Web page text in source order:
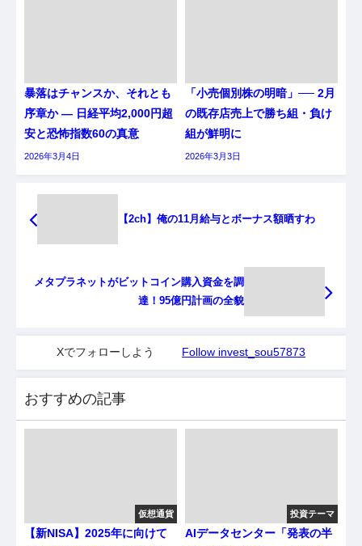
暴落はチャンスか、それとも
序章か ― 日経平均2,000円超
安と恐怖指数60の真意
2026年3月4日
「小売個別株の明暗」── 2月
の既存店売上で勝ち組・負け
組が鮮明に
2026年3月3日
【2ch】俺の11月給与とボーナス額晒すわ
メタプラネットがビットコイン購入資金を調
達！95億円計画の全貌
Xでフォローしよう Follow invest_sou57873
おすすめの記事
仮想通貨
【新NISA】2025年に向けて
投資テーマ
AIデータセンター「発表の半